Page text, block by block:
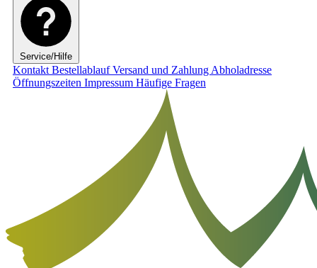
Service/Hilfe
Kontakt BestellablaufVersand und Zahlung Abholadresse
Öffnungszeiten Impressum Häufige Fragen